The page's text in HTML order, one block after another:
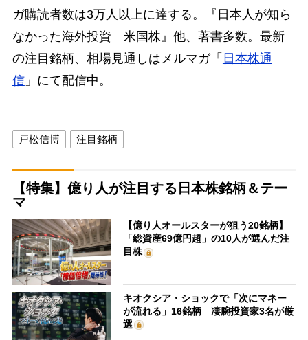
ガ購読者数は3万人以上に達する。『日本人が知ら
なかった海外投資 米国株』他、著書多数。最新
の注目銘柄、相場見通しはメルマガ「 日本株通
信」にて配信中。
戸松信博 注目銘柄
【特集】億り人が注目する日本株銘柄＆テー
マ
【億り人オールスターが狙う20銘柄】
「総資産69億円超」の10人が選んだ注
目株
キオクシア・ショックで「次にマネー
が流れる」16銘柄 凄腕投資家3名が厳
選